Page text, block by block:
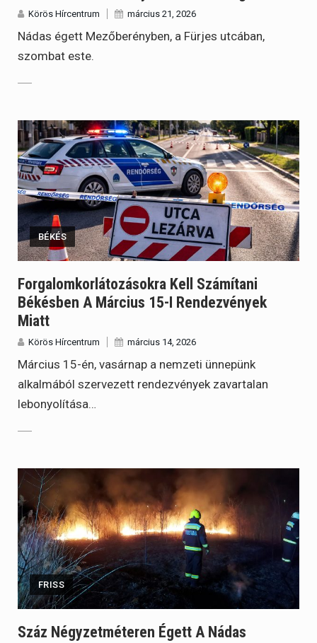
Körös Hírcentrum március 21, 2026
Nádas égett Mezőberényben, a Fürjes utcában,
szombat este.
BÉKÉS
Forgalomkorlátozásokra Kell Számítani
Békésben A Március 15-I Rendezvények
Miatt
Körös Hírcentrum március 14, 2026
Március 15-én, vasárnap a nemzeti ünnepünk
alkalmából szervezett rendezvények zavartalan
lebonyolítása…
FRISS
Száz Négyzetméteren Égett A Nádas